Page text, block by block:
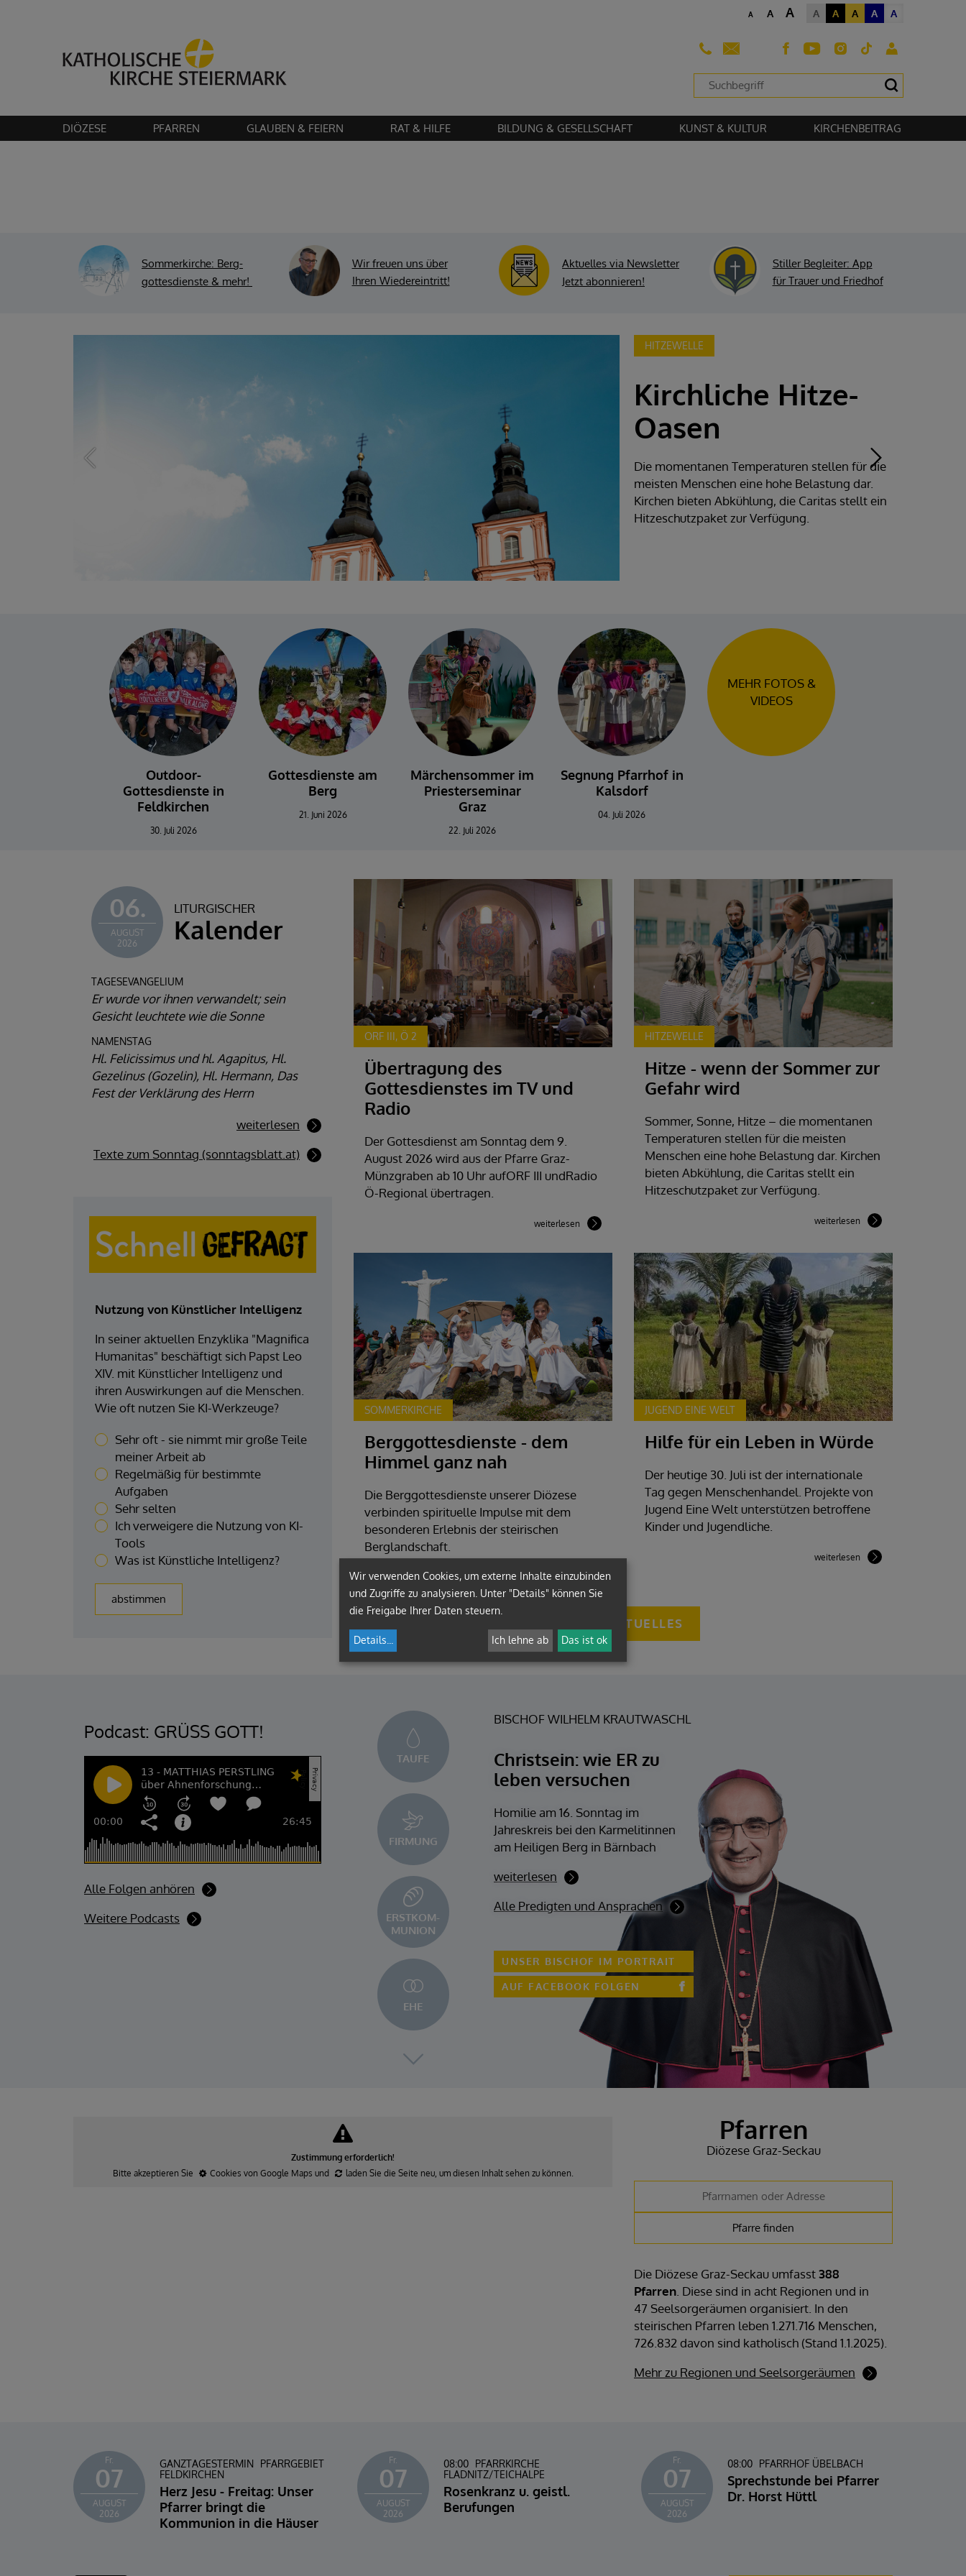
, um diesen Inhalt sehen zu können.
A A A A A A A A
DIÖZESE PFARREN GLAUBEN & FEIERN RAT & HILFE BILDUNG & GESELLSCHAFT KUNST & KULTUR KIRCHENBEITRAG
Sommerkirche: Berg-
gottesdienste & mehr!
Wir freuen uns über
Ihren Wiedereintritt!
Aktuelles via Newsletter
Jetzt abonnieren!
Stiller Begleiter: App
für Trauer und Friedhof
SOMMERKIRCHE
Berggottesdienste
- dem Himmel
ganz nah
Die Berggottesdienste unserer Diözese
verbinden spirituelle Impulse mit dem
besonderen Erlebnis der steirischen
Outdoor-
Gottesdienste in
Feldkirchen
30. Juli 2026
Gottesdienste am
Berg
21. Juni 2026
Märchensommer im
Priesterseminar
Graz
22. Juli 2026
Segnung Pfarrhof in
Kalsdorf
04. Juli 2026
MEHR FOTOS &
VIDEOS
06.
AUGUST
2026
LITURGISCHER
Kalender
TAGESEVANGELIUM
Er wurde vor ihnen verwandelt; sein
Gesicht leuchtete wie die Sonne
NAMENSTAG
Hl. Felicissimus und hl. Agapitus, Hl.
Gezelinus (Gozelin), Hl. Hermann, Das
Fest der Verklärung des Herrn
weiterlesen
Texte zum Sonntag (sonntagsblatt.at)
Nutzung von Künstlicher Intelligenz
In seiner aktuellen Enzyklika "Magnifica
Humanitas" beschäftigt sich Papst Leo
XIV. mit Künstlicher Intelligenz und
ihren Auswirkungen auf die Menschen.
Wie oft nutzen Sie KI-Werkzeuge?
Sehr oft - sie nimmt mir große Teile
meiner Arbeit ab
Regelmäßig für bestimmte
Aufgaben
Sehr selten
Ich verweigere die Nutzung von KI-
Tools
Was ist Künstliche Intelligenz?
ORF III, Ö 2
Übertragung des
Gottesdienstes im TV und
Radio
Der Gottesdienst am Sonntag dem 9.
August 2026 wird aus der Pfarre Graz-
Münzgraben ab 10 Uhr aufORF III undRadio
Ö-Regional übertragen.
weiterlesen
HITZEWELLE
Hitze - wenn der Sommer zur
Gefahr wird
Sommer, Sonne, Hitze – die momentanen
Temperaturen stellen für die meisten
Menschen eine hohe Belastung dar. Kirchen
bieten Abkühlung, die Caritas stellt ein
Hitzeschutzpaket zur Verfügung.
weiterlesen
SOMMERKIRCHE
Berggottesdienste - dem
Himmel ganz nah
Die Berggottesdienste unserer Diözese
verbinden spirituelle Impulse mit dem
besonderen Erlebnis der steirischen
Berglandschaft.
weiterlesen
JUGEND EINE WELT
Hilfe für ein Leben in Würde
Der heutige 30. Juli ist der internationale
Tag gegen Menschenhandel. Projekte von
Jugend Eine Welt unterstützen betroffene
Kinder und Jugendliche.
weiterlesen
MEHR AKTUELLES
BISCHOF WILHELM KRAUTWASCHL
Christsein: wie ER zu
leben versuchen
Homilie am 16. Sonntag im
Jahreskreis bei den Karmelitinnen
am Heiligen Berg in Bärnbach
weiterlesen
Alle Predigten und Ansprachen
UNSER BISCHOF IM PORTRAIT
AUF FACEBOOK FOLGEN
TAUFE
FIRMUNG
ERSTKOM
MUNION
EHE
Podcast: GRÜSS GOTT!
Alle Folgen anhören
Weitere Podcasts
Zustimmung erforderlich!
Bitte akzeptieren Sie
Cookies von Google Maps und laden Sie die Seite neu, um diesen Inhalt sehen zu können.
Pfarren
Diözese Graz-Seckau
Die Diözese Graz-Seckau umfasst388
Pfarren . Diese sind in acht Regionen und in
47 Seelsorgeräumen organisiert. In den
steirischen Pfarren leben 1.271.716 Menschen,
726.832 davon sind katholisch (Stand 1.1.2025).
Mehr zu Regionen und Seelsorgeräumen
Fr.
07
AUGUST
2026
GANZTAGESTERMIN
PFARRGEBIET
FELDKIRCHEN
Herz Jesu - Freitag: Unser
Pfarrer bringt die
Kommunion in die Häuser
Fr.
07
AUGUST
2026
08:00 PFARRKIRCHE
FLADNITZ/TEICHALPE
Rosenkranz u. geistl.
Berufungen
Fr.
07
AUGUST
2026
08:00 PFARRHOF ÜBELBACH
Sprechstunde bei Pfarrer
Dr. Horst Hüttl
Wir verwenden Cookies, um externe Inhalte einzubinden
und Zugriffe zu analysieren. Unter "Details" können Sie
die Freigabe Ihrer Daten steuern.
Details Ich lehne ab Das ist ok